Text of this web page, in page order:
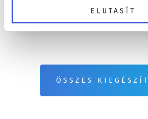
ELUTASÍT
ÖSSZES